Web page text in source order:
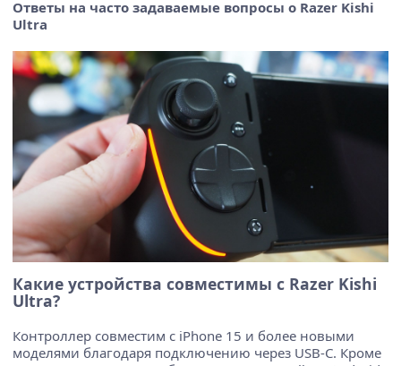
Ответы на часто задаваемые вопросы о Razer Kishi
Ultra
Какие устройства совместимы с Razer Kishi
Ultra?
Контроллер совместим с iPhone 15 и более новыми
моделями благодаря подключению через USB-C. Кроме